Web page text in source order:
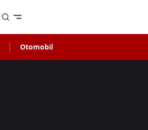
Otomobil